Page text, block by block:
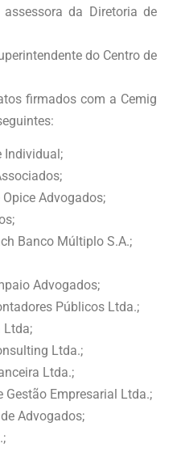
da Diretoria de
do Centro de
firmados com a Cemig
Individual;
Advogados;
Banco Múltiplo S.A.;
Advogados;
Públicos Ltda.;
Ltda;
Ltda.;
Ltda.;
Gestão Empresarial Ltda.;
Advogados;